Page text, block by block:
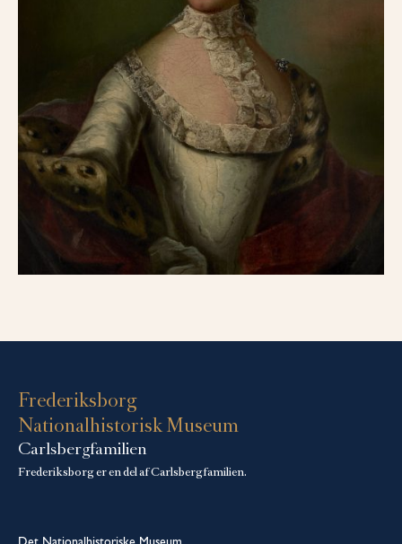
Frederiksborg
Nationalhistorisk Museum
Carlsbergfamilien
Frederiksborg er en del af Carlsbergfamilien.